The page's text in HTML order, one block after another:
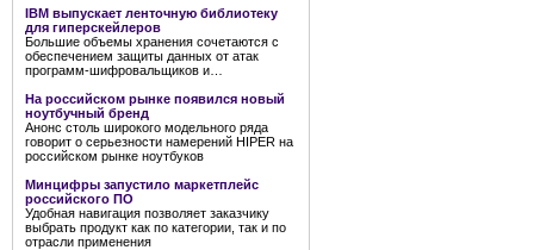
IBM выпускает ленточную библиотеку
для гиперскейлеров
Большие объемы хранения сочетаются с
обеспечением защиты данных от атак
программ-шифровальщиков и…
На российском рынке появился новый
ноутбучный бренд
Анонс столь широкого модельного ряда
говорит о серьезности намерений HIPER на
российском рынке ноутбуков
Минцифры запустило маркетплейс
российского ПО
Удобная навигация позволяет заказчику
выбрать продукт как по категории, так и по
отрасли применения